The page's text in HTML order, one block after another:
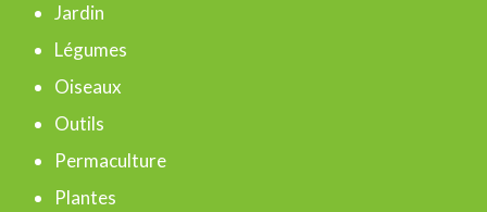
Jardin
Légumes
Oiseaux
Outils
Permaculture
Plantes